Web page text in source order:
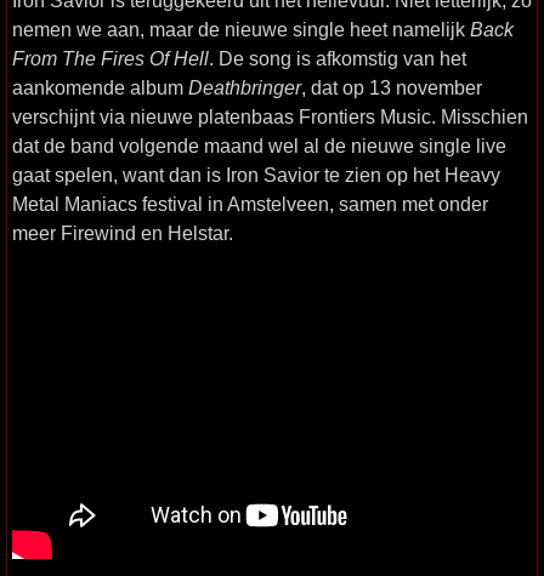
nemen we aan, maar de nieuwe single heet namelijk Back
From The Fires Of Hell. De song is afkomstig van het
aankomende album Deathbringer, dat op 13 november
verschijnt via nieuwe platenbaas Frontiers Music. Misschien
dat de band volgende maand wel al de nieuwe single live
gaat spelen, want dan is Iron Savior te zien op het Heavy
Metal Maniacs festival in Amstelveen, samen met onder
meer Firewind en Helstar.